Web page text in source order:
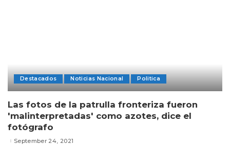
Destacados Noticias Nacional Politica
Las fotos de la patrulla fronteriza fueron
'malinterpretadas' como azotes, dice el
fotógrafo
September 24, 2021